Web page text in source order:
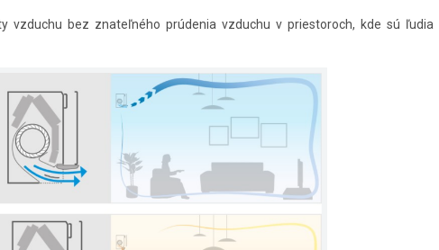
vzduchu bez znateľného prúdenia vzduchu v priestoroch, kde sú ľudia